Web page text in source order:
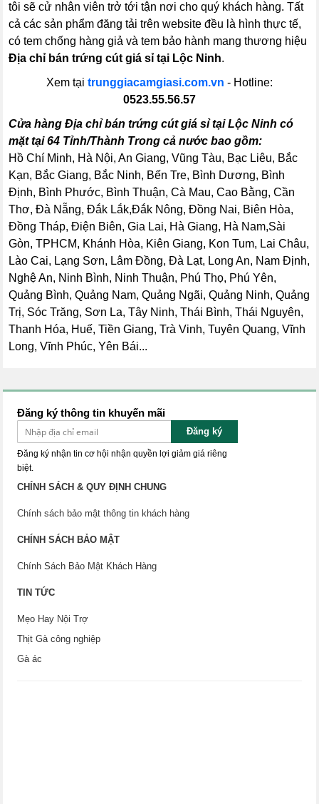
tôi sẽ cử nhân viên trở tới tận nơi cho quý khách hàng. Tất
cả các sản phẩm đăng tải trên website đều là hình thực tế,
có tem chống hàng giả và tem bảo hành mang thương hiệu
Địa chỉ bán trứng cút giá sỉ tại Lộc Ninh.
Xem tại trunggiacamgiasi.com.vn - Hotline:
0523.55.56.57
Cửa hàng Địa chỉ bán trứng cút giá sỉ tại Lộc Ninh có
mặt tại 64 Tỉnh/Thành Trong cả nước bao gồm:
Hồ Chí Minh, Hà Nội, An Giang, Vũng Tàu, Bạc Liêu, Bắc
Kạn, Bắc Giang, Bắc Ninh, Bến Tre, Bình Dương, Bình
Định, Bình Phước, Bình Thuận, Cà Mau, Cao Bằng, Cần
Thơ, Đà Nẵng, Đắk Lắk,Đắk Nông, Đồng Nai, Biên Hòa,
Đồng Tháp, Điện Biên, Gia Lai, Hà Giang, Hà Nam,Sài
Gòn, TPHCM, Khánh Hòa, Kiên Giang, Kon Tum, Lai Châu,
Lào Cai, Lạng Sơn, Lâm Đồng, Đà Lạt, Long An, Nam Định,
Nghệ An, Ninh Bình, Ninh Thuận, Phú Thọ, Phú Yên,
Quảng Bình, Quảng Nam, Quảng Ngãi, Quảng Ninh, Quảng
Trị, Sóc Trăng, Sơn La, Tây Ninh, Thái Bình, Thái Nguyên,
Thanh Hóa, Huế, Tiền Giang, Trà Vinh, Tuyên Quang, Vĩnh
Long, Vĩnh Phúc, Yên Bái...
Đăng ký thông tin khuyến mãi
Đăng ký
Đăng ký nhận tin cơ hội nhận quyền lợi giảm giá riêng
biệt.
CHÍNH SÁCH & QUY ĐỊNH CHUNG
Chính sách bảo mật thông tin khách hàng
CHÍNH SÁCH BẢO MẬT
Chính Sách Bảo Mật Khách Hàng
TIN TỨC
Mẹo Hay Nội Trợ
Thịt Gà công nghiệp
Gà ác